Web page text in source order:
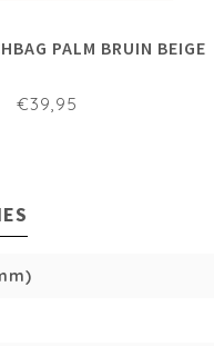
PALM BRUIN BEIGE
€39,95